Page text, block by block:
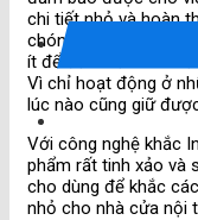
chi tiết nhỏ và hoàn
chóng. Quá trình
ít để đảm bảo cho
Vì chỉ hoạt động ở
lúc nào cũng giữ
Với công nghệ khắc
phẩm rất tinh xảo và
cho dùng để khắc
nhỏ cho nhà cửa nội